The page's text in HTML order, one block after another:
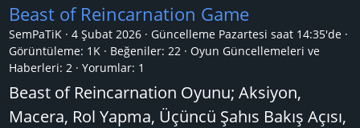
Beast of Reincarnation Game
SemPaTiK 4 Şubat 2026 Güncelleme Pazartesi saat 14:35'de
Görüntüleme: 1K
Beğeniler: 22
Oyun Güncellemeleri ve
Haberleri: 2 Yorumlar: 1
Beast of Reincarnation Oyunu; Aksiyon,
Macera, Rol Yapma, Üçüncü Şahıs Bakış Açısı,